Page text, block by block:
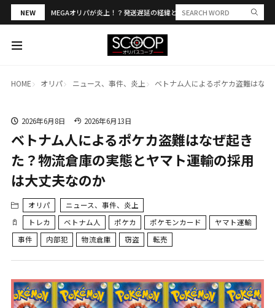
NEW MEGAオリパが炎上！？発送遅延の経緯と評判・当選報告を解説
HOME オリパ ニュース、事件、炎上 ベトナム人によるポケカ盗難はな
2026年6月8日 2026年6月13日
ベトナム人によるポケカ盗難はなぜ起き
た？物流倉庫の実態とヤマト運輸の採用
は大丈夫なのか
オリパ
ニュース、事件、炎上
トレカ
ベトナム人 ポケカ ポケモンカード
ヤマト運輸
事件
内部犯 物流倉庫 窃盗 転売